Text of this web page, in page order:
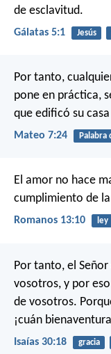
de esclavitud.
Gálatas 5:1 Jesús
Por tanto,
pone en práctica,
que edificó su
Mateo 7:24 Palabra
El amor no hace
cumplimiento de
Romanos 13:10 ley
Por tanto, el
vosotros, y por
de vosotros.
¡cuán
Isaías 30:18 gracia